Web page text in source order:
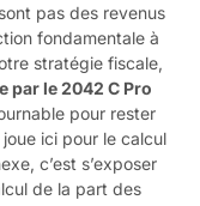
pas des revenus
fondamentale à
stratégie fiscale,
par le 2042 C Pro
pour rester
ici pour le calcul
c’est s’exposer
de la part des